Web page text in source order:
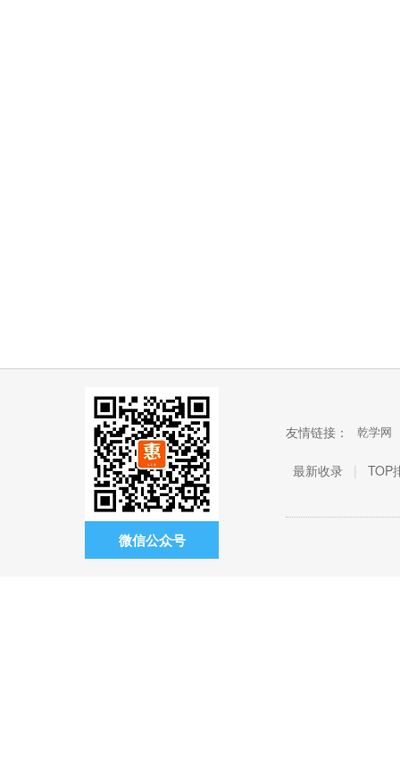
微信公众号
友情链接： 乾学网
最新收录 | TOP